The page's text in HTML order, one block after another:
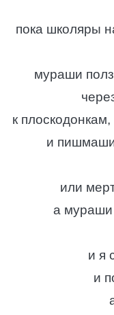
пока школяры
мураши
к
и
или
а мураши
и я
и